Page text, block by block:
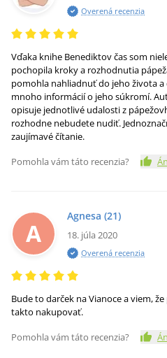
Overená recenzia
Vďaka knihe Benediktov čas som
pochopila kroky a rozhodnutia
pomohla nahliadnuť do jeho života a
mnoho informácií o jeho súkromí.
opisuje jednotlivé udalosti z
rozhodne nebudete nudiť.
zaujímavé čítanie.
Pomohla vám táto recenzia?
A
Agnesa (21)
18. júla 2020
Overená recenzia
Bude to darček na Vianoce a viem,
takto nakupovať.
Pomohla vám táto recenzia?